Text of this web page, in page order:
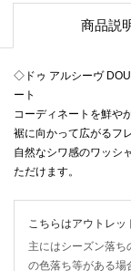
商品説
◇ドゥ アルシーヴ
ート
コーディネートを鮮や
裾に向かって広がるフ
自然なシワ感のワッシ
ただけます。
こちらはアウトレッ
主にはシーズン落
の色落ち等がある場